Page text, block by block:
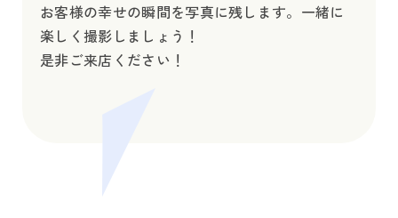
お客様の幸せの瞬間を写真に残します。一緒に
楽しく撮影しましょう！
是非ご来店ください！